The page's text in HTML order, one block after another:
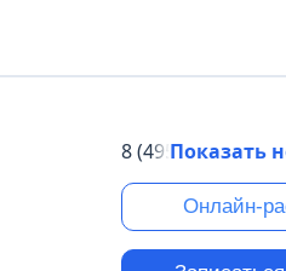
8 (495) 431-69-47
Показать
Онлайн-